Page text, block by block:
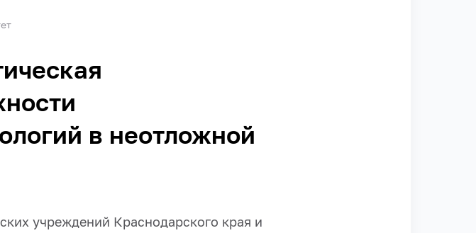
в неотложной
учреждений Краснодарского края и